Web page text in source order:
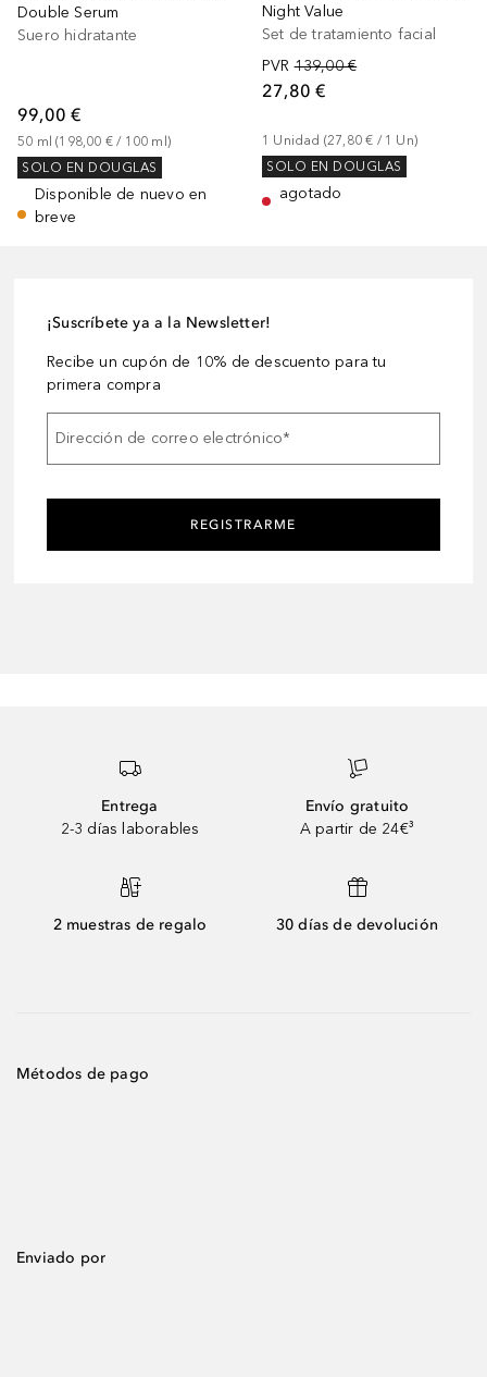
Double Serum
Suero hidratante
99,00 €
50 ml (198,00 € / 100 ml)
SOLO EN DOUGLAS
Disponible de nuevo en
breve
Night Value
Set de tratamiento facial
PVR 139,00 €
27,80 €
1 Unidad (27,80 € / 1 Un)
SOLO EN DOUGLAS
agotado
¡Suscríbete ya a la Newsletter!
Recibe un cupón de 10% de descuento para tu
primera compra
Dirección de correo electrónico*
REGISTRARME
Entrega
2-3 días laborables
Envío gratuito
A partir de 24€³
2 muestras de regalo 30 días de devolución
Métodos de pago
Enviado por